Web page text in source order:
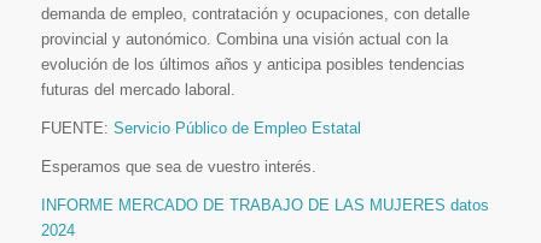
demanda de empleo, contratación y ocupaciones, con detalle
provincial y autonómico. Combina una visión actual con la
evolución de los últimos años y anticipa posibles tendencias
futuras del mercado laboral.
FUENTE: Servicio Público de Empleo Estatal
Esperamos que sea de vuestro interés.
INFORME MERCADO DE TRABAJO DE LAS MUJERES datos
2024